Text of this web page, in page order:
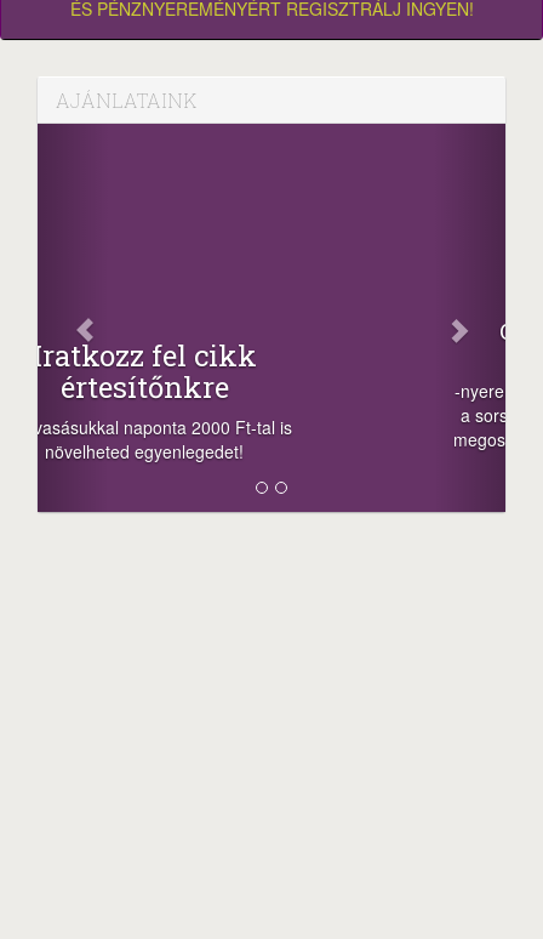
ÉS PÉNZNYEREMÉNYÉRT REGISZTRÁLJ INGYEN!
AJÁNLATAINK
+1.000.000 Ft...
-nyeremény növelés jár a szerencsésnek
a sorsolás napján! A cikkek alján találsz
megosztási lehetőséget. Lájkolj is minket!